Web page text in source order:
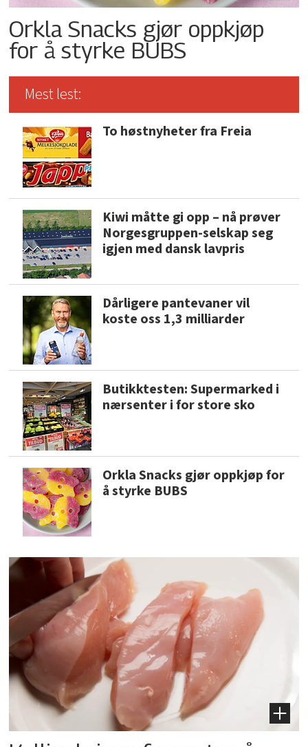
Orkla Snacks gjør oppkjøp
for å styrke BUBS
Mest lest:
To høstnyheter fra Freia
Kiwi måtte gi opp – nå prøver
Norgesgruppen-selskap seg
igjen med dansk lavpris
Dårligere pantevaner vil
koste oss 1,3 milliarder
Butikktesten: Supermarked i
nærsenter i for store sko
Orkla Snacks gjør oppkjøp for
å styrke BUBS